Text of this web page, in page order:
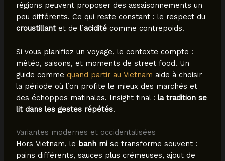
régions peuvent proposer des assaisonnements un
peu différents. Ce qui reste constant : le respect du
croustillantet de l’aciditécomme contrepoids.
Si vous planifiez un voyage, le contexte compte :
météo, saisons, et moments de street food. Un
guide comme quand partir au Vietnam aide à choisir
la période où l’on profite le mieux des marchés et
des échoppes matinales. Insight final : la tradition se
lit dans les gestes répétés.
Variantes modernes et occidentalisées
Hors Vietnam, le banh mise transforme souvent :
pains différents, sauces plus crémeuses, ajout de